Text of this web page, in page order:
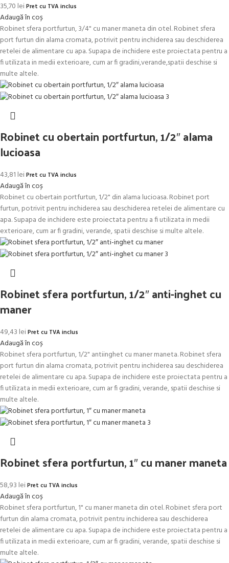
35,70 leiPret cu TVA inclus
Adaugă în coș
Robinet sfera portfurtun, 3/4" cu maner maneta din otel. Robinet sfera
port furtun din alama cromata, potrivit pentru inchiderea sau deschiderea
retelei de alimentare cu apa. Supapa de inchidere este proiectata pentru a
fi utilizata in medii exterioare, cum ar fi gradini,verande,spatii deschise si
multe altele.
Robinet cu obertain portfurtun, 1/2″ alama
lucioasa
43,81 leiPret cu TVA inclus
Adaugă în coș
Robinet cu obertain portfurtun, 1/2" din alama lucioasa. Robinet port
furtun, potrivit pentru inchiderea sau deschiderea retelei de alimentare cu
apa. Supapa de inchidere este proiectata pentru a fi utilizata in medii
exterioare, cum ar fi gradini, verande, spatii deschise si multe altele.
Robinet sfera portfurtun, 1/2″ anti-inghet cu
maner
49,43 leiPret cu TVA inclus
Adaugă în coș
Robinet sfera portfurtun, 1/2" antiinghet cu maner maneta. Robinet sfera
port furtun din alama cromata, potrivit pentru inchiderea sau deschiderea
retelei de alimentare cu apa. Supapa de inchidere este proiectata pentru a
fi utilizata in medii exterioare, cum ar fi gradini, verande, spatii deschise si
multe altele.
Robinet sfera portfurtun, 1″ cu maner maneta
58,93 leiPret cu TVA inclus
Adaugă în coș
Robinet sfera portfurtun, 1" cu maner maneta din otel. Robinet sfera port
furtun din alama cromata, potrivit pentru inchiderea sau deschiderea
retelei de alimentare cu apa. Supapa de inchidere este proiectata pentru a
fi utilizata in medii exterioare, cum ar fi gradini, verande, spatii deschise si
multe altele.